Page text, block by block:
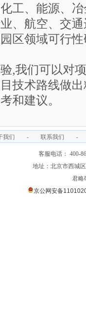
工、能源、
、航空、交
区领域可行
们可以对项
技术路线做
和建议。
我们 - 联系我们 -
客服电话： 400-
地址：北京市西城
君略
京公网安备